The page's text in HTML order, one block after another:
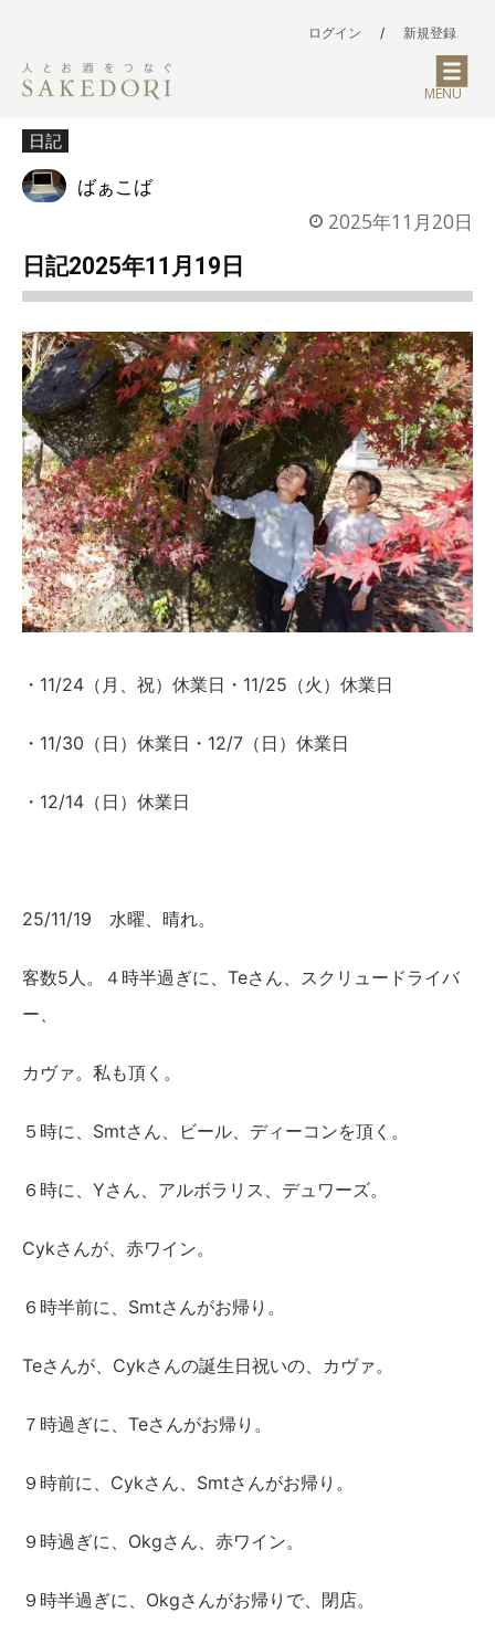
ログイン / 新規登録
MENU
日記
ばぁこば
2025年11月20日
日記2025年11月19日
・11/24（月、祝）休業日・11/25（火）休業日
・11/30（日）休業日・12/7（日）休業日
・12/14（日）休業日
25/11/19 水曜、晴れ。
客数5人。４時半過ぎに、Teさん、スクリュードライバ
ー、
カヴァ。私も頂く。
５時に、Smtさん、ビール、ディーコンを頂く。
６時に、Yさん、アルボラリス、デュワーズ。
Cykさんが、赤ワイン。
６時半前に、Smtさんがお帰り。
Teさんが、Cykさんの誕生日祝いの、カヴァ。
７時過ぎに、Teさんがお帰り。
９時前に、Cykさん、Smtさんがお帰り。
９時過ぎに、Okgさん、赤ワイン。
９時半過ぎに、Okgさんがお帰りで、閉店。